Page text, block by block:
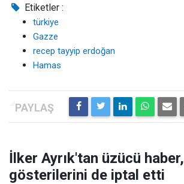
Etiketler :
türkiye
Gazze
recep tayyip erdoğan
Hamas
İlker Ayrık'tan üzücü haber,
gösterilerini de iptal etti